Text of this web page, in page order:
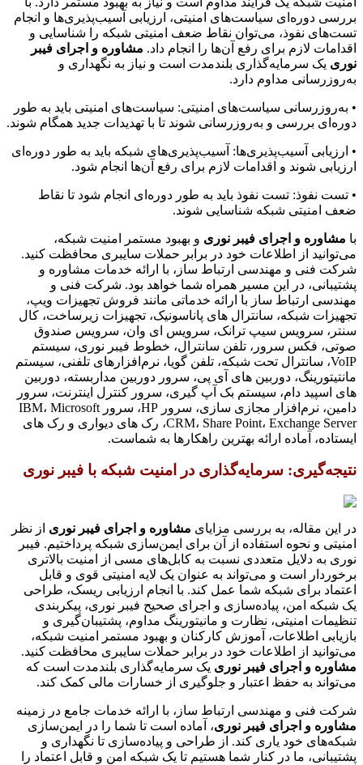
بررسی دوره‌ای سیاست‌های امنیتی، ارزیابی آسیب‌پذیری‌ها و انجام
تست‌های نفوذ، می‌توان نقاط ضعف امنیتی شبکه را شناسایی و
اقدامات لازم برای رفع آن‌ها را انجام داد. مشاوره و اجرای فیبر
نوری یک سرمایه‌گذاری بلندمدت است و نیاز به نگهداری و
به‌روزرسانی مداوم دارد.
• به‌روزرسانی سیاست‌های امنیتی: سیاست‌های امنیتی باید به طور
دوره‌ای بررسی و به‌روزرسانی شوند تا با تهدیدات جدید همگام شوند.
• ارزیابی آسیب‌پذیری‌ها: آسیب‌پذیری‌های شبکه باید به طور دوره‌ای
ارزیابی شوند و اقدامات لازم برای رفع آن‌ها انجام شود.
• تست نفوذ: تست نفوذ باید به طور دوره‌ای انجام شود تا نقاط
ضعف امنیتی شبکه شناسایی شوند.
با مشاوره و اجرای فیبر نوری و بهبود مستمر امنیت شبکه،
می‌توانید از اطلاعات خود در برابر حملات سایبری محافظت کنید.
شرکت فنی و مهندسی ارتباط ساز، با ارائه خدمات مشاوره و
پشتیبانی، در این مسیر همراه شما خواهد بود. شرکت فنی و
مهندسی ارتباط ساز با ارائه خدماتی مانند فروش تجهیزات ویپ،
تجهیزات شبکه، سانترال های پاناسونیک، تجهیزات زیرساخت، کال
سنتر، سرویس سیپ ترانک، سرویس ای وان، سرویس صندوق
صوتی، فکس سرور، تلفن سانترال، خطوط فیبر نوری، سیستم
VoIP، سانترال تحت شبکه، تلفن گویا، نرم‌افزارهای تلفنی، سیستم
مانتیتورینگ، دوربین های آی پی، سرور دوربین مداربسته، دوربین
های اسپید دام، سیستم بک آپ گیری، سرور کنترل اینترنت، سرور
دامین، نرم‌افزار مجازی سازی، سرور HP، سرور IBM، Microsoft
CRM، Share Point، Exchange Server، رک های دیواری و رک های
ایستاده، آماده ارائه بهترین راهکارها به شماست.
نتیجه‌گیری: سرمایه‌گذاری در امنیت شبکه با فیبر نوری
در این مقاله، به بررسی مزایای مشاوره و اجرای فیبر نوری از نظر
امنیتی و نحوه استفاده از آن برای ایمن‌سازی شبکه پرداختیم. فیبر
نوری به دلایل متعددی نسبت به کابل‌های مسی از امنیت بالاتری
برخوردار است و می‌تواند به عنوان یک لایه امنیتی قوی و قابل
اعتماد برای شبکه شما عمل کند. با انجام ارزیابی ریسک، طراحی
یک شبکه امن، پیاده‌سازی و اجرای صحیح فیبر نوری، پیکربندی
تنظیمات امنیتی، نظارت و مانیتورینگ مداوم، پشتیبان‌گیری و
بازیابی اطلاعات، آموزش کارکنان و بهبود مستمر امنیت شبکه،
می‌توانید از اطلاعات خود در برابر حملات سایبری محافظت کنید.
مشاوره و اجرای فیبر نوری یک سرمایه‌گذاری بلندمدت است که
می‌تواند به حفظ اعتبار و جلوگیری از خسارات مالی کمک کند.
شرکت فنی و مهندسی ارتباط ساز، با ارائه خدمات جامع در زمینه
مشاوره و اجرای فیبر نوری، آماده است تا شما را در ایمن‌سازی
شبکه‌های خود یاری کند. از طراحی و پیاده‌سازی تا نگهداری و
پشتیبانی، ما در کنار شما هستیم تا یک شبکه امن و قابل اعتماد را